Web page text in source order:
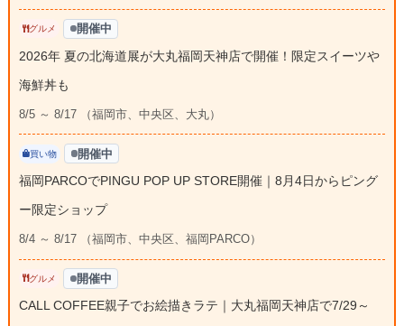
グルメ 開催中
2026年 夏の北海道展が大丸福岡天神店で開催！限定スイーツや
海鮮丼も
8/5 ～ 8/17 （福岡市、中央区、大丸）
買い物 開催中
福岡PARCOでPINGU POP UP STORE開催｜8月4日からピング
ー限定ショップ
8/4 ～ 8/17 （福岡市、中央区、福岡PARCO）
グルメ 開催中
CALL COFFEE親子でお絵描きラテ｜大丸福岡天神店で7/29～